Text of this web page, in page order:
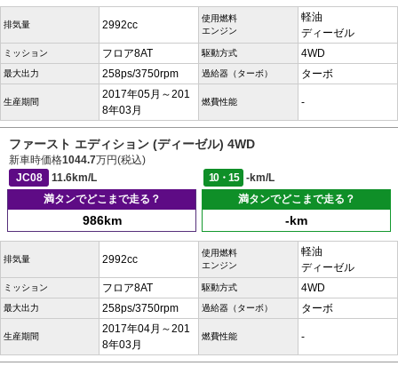
排気量 2992cc
使用燃料
エンジン
軽油
ディーゼル
ミッション フロア8AT 駆動方式 4WD
最大出力 258ps/3750rpm 過給器（ターボ） ターボ
生産期間
2017年05月～201
8年03月
燃費性能 -
ファースト エディション (ディーゼル) 4WD
新車時価格1044.7万円(税込)
JC08
11.6km/L 10・15
-km/L
満タンでどこまで走る？
986km
満タンでどこまで走る？
-km
排気量 2992cc
使用燃料
エンジン
軽油
ディーゼル
ミッション フロア8AT 駆動方式 4WD
最大出力 258ps/3750rpm 過給器（ターボ） ターボ
生産期間
2017年04月～201
8年03月
燃費性能 -